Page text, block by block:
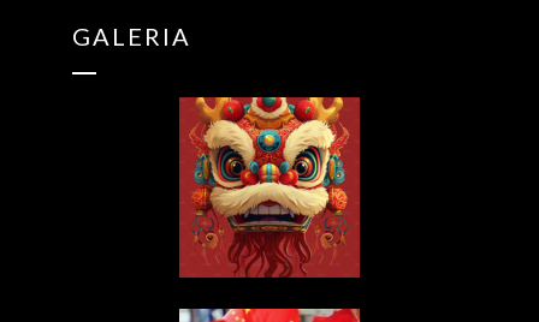
GALERIA